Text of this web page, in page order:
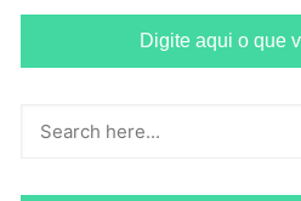
Digite aqui o que